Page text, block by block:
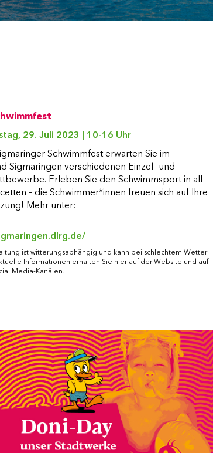
29. Juli 2023 | 10-16 Uhr
Schwimmfest erwarten Sie im
Sigmaringen verschiedenen Einzel- und
Erleben Sie den Schwimmsport in all
– die Schwimmer*innen freuen sich auf Ihre
Mehr unter:
ist witterungsabhängig und kann bei schlechtem Wetter
Informationen erhalten Sie hier auf der Website und auf
Media-Kanälen.